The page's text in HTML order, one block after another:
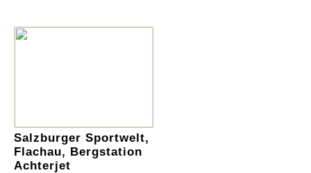
Salzburger Sportwelt,
Flachau, Bergstation
Achterjet